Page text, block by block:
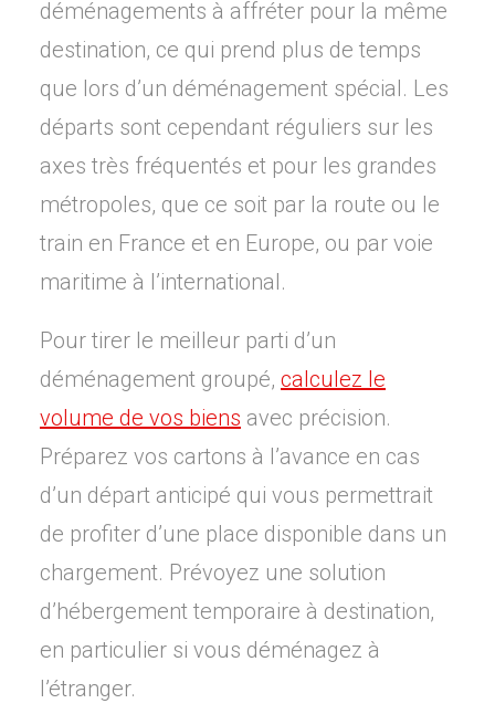
déménagements à affréter pour la même
destination, ce qui prend plus de temps
que lors d’un déménagement spécial. Les
départs sont cependant réguliers sur les
axes très fréquentés et pour les grandes
métropoles, que ce soit par la route ou le
train en France et en Europe, ou par voie
maritime à l’international.
Pour tirer le meilleur parti d’un
déménagement groupé, calculez le
volume de vos biens avec précision.
Préparez vos cartons à l’avance en cas
d’un départ anticipé qui vous permettrait
de profiter d’une place disponible dans un
chargement. Prévoyez une solution
d’hébergement temporaire à destination,
en particulier si vous déménagez à
l’étranger.